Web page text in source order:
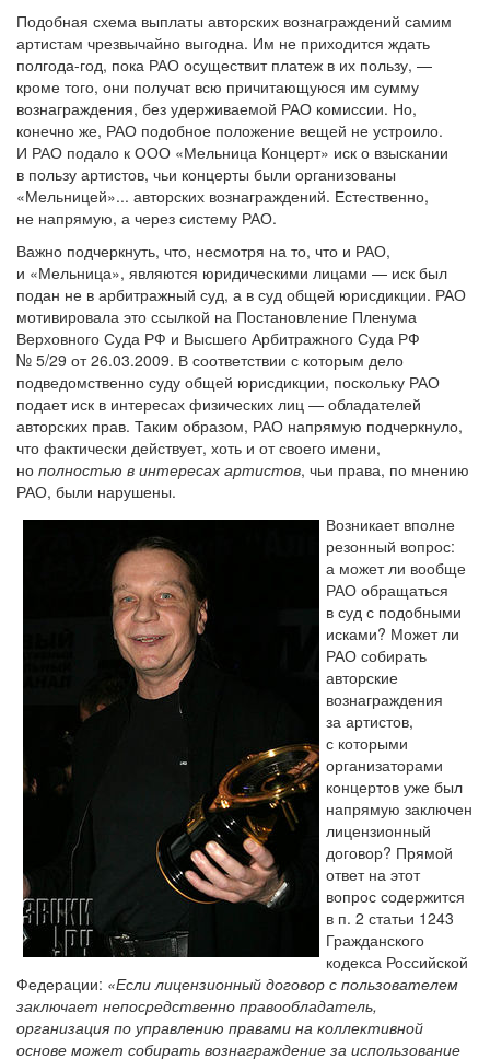
Подобная схема выплаты авторских вознаграждений самим
артистам чрезвычайно выгодна. Им не приходится ждать
полгода-год, пока РАО осуществит платеж в их пользу, —
кроме того, они получат всю причитающуюся им сумму
вознаграждения, без удерживаемой РАО комиссии. Но,
конечно же, РАО подобное положение вещей не устроило.
И РАО подало к ООО «Мельница Концерт» иск о взыскании
в пользу артистов, чьи концерты были организованы
«Мельницей»... авторских вознаграждений. Естественно,
не напрямую, а через систему РАО.
Важно подчеркнуть, что, несмотря на то, что и РАО,
и «Мельница», являются юридическими лицами — иск был
подан не в арбитражный суд, а в суд общей юрисдикции. РАО
мотивировала это ссылкой на Постановление Пленума
Верховного Суда РФ и Высшего Арбитражного Суда РФ
№ 5/29 от 26.03.2009. В соответствии с которым дело
подведомственно суду общей юрисдикции, поскольку РАО
подает иск в интересах физических лиц — обладателей
авторских прав. Таким образом, РАО напрямую подчеркнуло,
что фактически действует, хоть и от своего имени,
но полностью в интересах артистов, чьи права, по мнению
РАО, были нарушены.
Возникает вполне
резонный вопрос:
а может ли вообще
РАО обращаться
в суд с подобными
исками? Может ли
РАО собирать
авторские
вознаграждения
за артистов,
с которыми
организаторами
концертов уже был
напрямую заключен
лицензионный
договор? Прямой
ответ на этот
вопрос содержится
в п. 2 статьи 1243
Гражданского
кодекса Российской
Федерации: «Если лицензионный договор с пользователем
заключает непосредственно правообладатель,
организация по управлению правами на коллективной
основе может собирать вознаграждение за использование